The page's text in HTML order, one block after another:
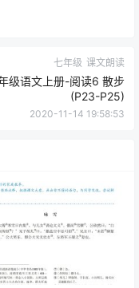
七年级 课文朗读
级语文上册-阅读6 散步
(P23-P25)
2020-11-14 19:58:53